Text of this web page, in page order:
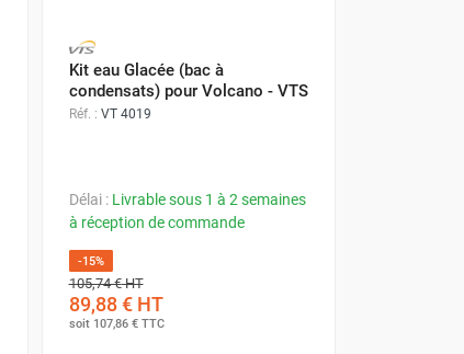
Kit eau Glacée (bac à
condensats) pour Volcano - VTS
Réf. : VT 4019
Délai : Livrable sous 1 à 2 semaines
à réception de commande
-15%
105,74 €HT
89,88 €HT
soit 107,86 €TTC